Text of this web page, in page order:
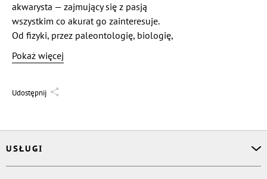
akwarysta — zajmujący się z pasją
wszystkim co akurat go zainteresuje.
Od fizyki, przez paleontologię, biologię,
historię starożytną po… wędkarstwo!
Pokaż więcej
Udostępnij
USŁUGI